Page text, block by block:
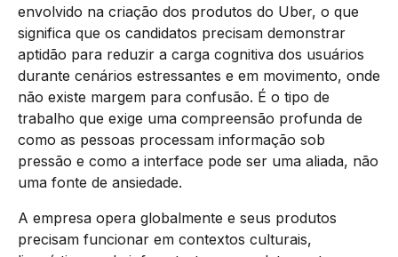
envolvido na criação dos produtos do Uber, o que
significa que os candidatos precisam demonstrar
aptidão para reduzir a carga cognitiva dos usuários
durante cenários estressantes e em movimento, onde
não existe margem para confusão. É o tipo de
trabalho que exige uma compreensão profunda de
como as pessoas processam informação sob
pressão e como a interface pode ser uma aliada, não
uma fonte de ansiedade.
A empresa opera globalmente e seus produtos
precisam funcionar em contextos culturais,